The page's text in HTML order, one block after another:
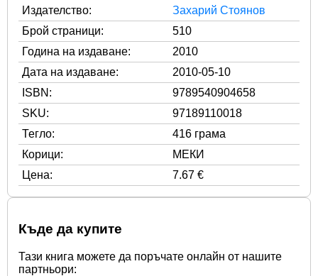
Издателство:
Захарий Стоянов
Брой страници:
510
Година на издаване:
2010
Дата на издаване:
2010-05-10
ISBN:
9789540904658
SKU:
97189110018
Тегло:
416 грама
Корици:
МЕКИ
Цена:
7.67 €
Къде да купите
Тази книга можете да поръчате онлайн от нашите
партньори: